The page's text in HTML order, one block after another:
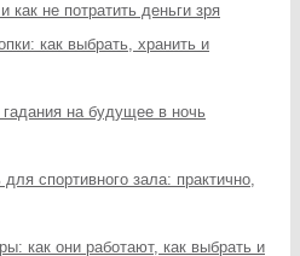
как не потратить деньги зря
как выбрать, хранить и
гадания на будущее в ночь
спортивного зала: практично,
как они работают, как выбрать и